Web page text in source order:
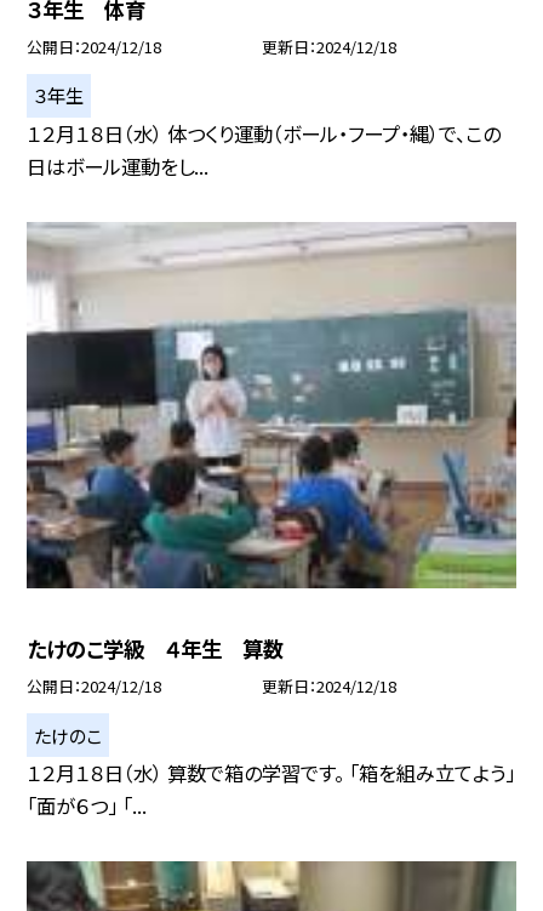
３年生 体育
公開日 2024/12/18 更新日 2024/12/18
３年生
１２月１８日（水） 体つくり運動（ボール・フープ・縄）で、この
日はボール運動をし...
たけのこ学級 ４年生 算数
公開日 2024/12/18 更新日 2024/12/18
たけのこ
１２月１８日（水） 算数で箱の学習です。 「箱を組み立てよう」
「面が６つ」 「...